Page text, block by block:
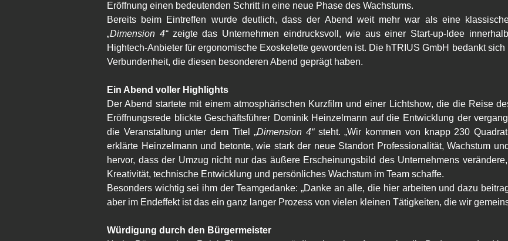
Eröffnung einen bedeutenden Schritt in eine neue Phase des Wachstums.
„Dimension 4“ zeigte das Unternehmen eindrucksvoll, wie aus einer Start-up-Idee
Hightech-Anbieter für ergonomische Exoskelette geworden ist. Die hTRIUS GmbH bedankt
Verbundenheit, die diesen besonderen Abend geprägt haben.
Ein Abend voller Highlights
Der Abend startete mit einem atmosphärischen Kurzfilm und einer Lichtshow, die die Reise
Eröffnungsrede blickte Geschäftsführer Dominik Heinzelmann auf die Entwicklung der
die Veranstaltung unter dem Titel „Dimension 4“ steht. „Wir kommen von knapp 230
erklärte Heinzelmann und betonte, wie stark der neue Standort Professionalität, Wachstum
hervor, dass der Umzug nicht nur das äußere Erscheinungsbild des Unternehmens
Kreativität, technische Entwicklung und persönliches Wachstum im Team schaffe.
Besonders wichtig sei ihm der Teamgedanke: „Danke an alle, die hier arbeiten und dazu
aber im Endeffekt ist das ein ganz langer Prozess von vielen kleinen Tätigkeiten, die wir
Würdigung durch den Bürgermeister